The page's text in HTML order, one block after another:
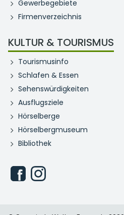
Gewerbegebiete
Firmenverzeichnis
KULTUR & TOURISMUS
Tourismusinfo
Schlafen & Essen
Sehenswürdigkeiten
Ausflugsziele
Hörselberge
Hörselbergmuseum
Bibliothek